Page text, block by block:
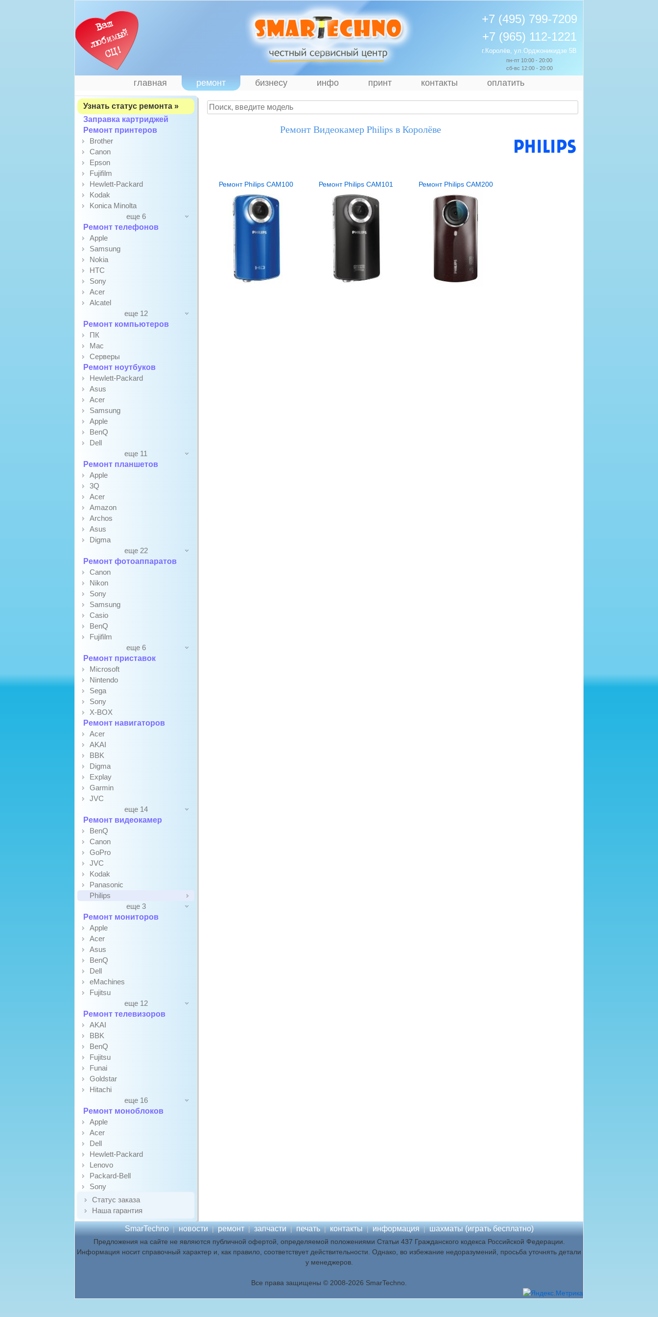
+7 (495) 799-7209
+7 (965) 112-1221
г.Королёв, ул.Орджоникидзе 5В
пн-пт 10:00 - 20:00
сб-вс 12:00 - 20:00
главная ремонт бизнесу инфо принт контакты оплатить
Узнать статус ремонта »
Заправка картриджей
Ремонт принтеров
Brother
Canon
Epson
Fujifilm
Hewlett-Packard
Kodak
Konica Minolta
еще 6
Ремонт телефонов
Apple
Samsung
Nokia
HTC
Sony
Acer
Alcatel
еще 12
Ремонт компьютеров
ПК
Mac
Серверы
Ремонт ноутбуков
Hewlett-Packard
Asus
Acer
Samsung
Apple
BenQ
Dell
еще 11
Ремонт планшетов
Apple
3Q
Acer
Amazon
Archos
Asus
Digma
еще 22
Ремонт фотоаппаратов
Canon
Nikon
Sony
Samsung
Casio
BenQ
Fujifilm
еще 6
Ремонт приставок
Microsoft
Nintendo
Sega
Sony
X-BOX
Ремонт навигаторов
Acer
AKAI
BBK
Digma
Explay
Garmin
JVC
еще 14
Ремонт видеокамер
BenQ
Canon
GoPro
JVC
Kodak
Panasonic
Philips
еще 3
Ремонт мониторов
Apple
Acer
Asus
BenQ
Dell
eMachines
Fujitsu
еще 12
Ремонт телевизоров
AKAI
BBK
BenQ
Fujitsu
Funai
Goldstar
Hitachi
еще 16
Ремонт моноблоков
Apple
Acer
Dell
Hewlett-Packard
Lenovo
Packard-Bell
Sony
Статус заказа
Наша гарантия
Ремонт Видеокамер Philips в Королёве
Ремонт Philips CAM100 Ремонт Philips CAM101 Ремонт Philips CAM200
SmarTechno | новости | ремонт | запчасти | печать | контакты | информация | шахматы (играть бесплатно)
Предложения на сайте не являются публичной офертой, определяемой положениями Статьи 437 Гражданского кодекса Российской Федерации.
Информация носит справочный характер и, как правило, соответствует действительности. Однако, во избежание недоразумений, просьба уточнять детали
у менеджеров.
Все права защищены © 2008-2026 SmarTechno.